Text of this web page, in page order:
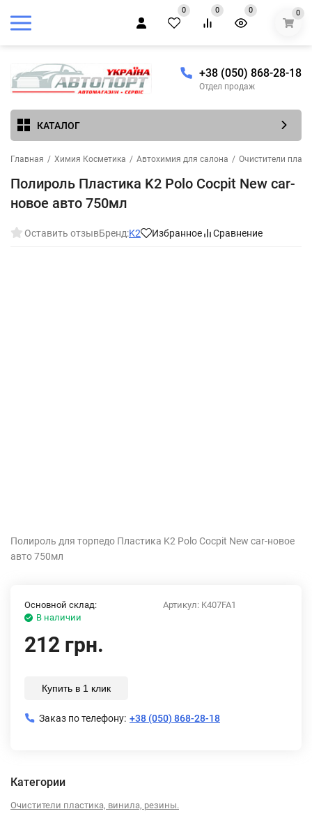
0 0 0 0
+38 (050) 868-28-18
Отдел продаж
КАТАЛОГ
Главная / Химия Косметика / Автохимия для салона / Очистители
Полироль Пластика K2 Polo Cocpit New car-
новое авто 750мл
Оставить отзывБренд:K2 Избранное Сравнение
Полироль для торпедо Пластика K2 Polo Cocpit New car-новое
авто 750мл
Артикул: K407FA1
Основной склад:
В наличии
212 грн.
Купить в 1 клик
Заказ по телефону: +38 (050) 868-28-18
Категории
Очистители пластика, винила, резины.